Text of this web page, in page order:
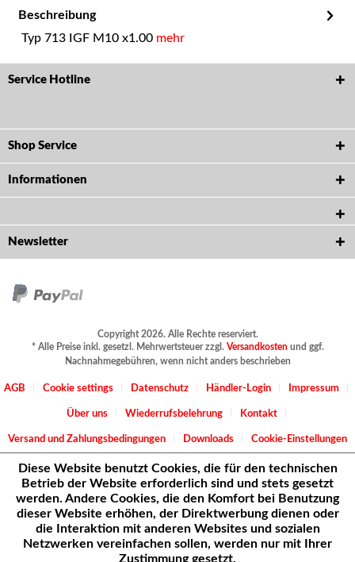
Beschreibung
Typ 713 IGF M10 x1.00 mehr
Service Hotline
Shop Service
Informationen
Newsletter
Copyright 2026. Alle Rechte reserviert.
* Alle Preise inkl. gesetzl. Mehrwertsteuer zzgl. Versandkostenund ggf.
Nachnahmegebühren, wenn nicht anders beschrieben
AGB Cookie settings Datenschutz Händler-Login Impressum
Über uns Wiederrufsbelehrung Kontakt
Versand und Zahlungsbedingungen Downloads Cookie-Einstellungen
Diese Website benutzt Cookies, die für den technischen
Betrieb der Website erforderlich sind und stets gesetzt
werden. Andere Cookies, die den Komfort bei Benutzung
dieser Website erhöhen, der Direktwerbung dienen oder
die Interaktion mit anderen Websites und sozialen
Netzwerken vereinfachen sollen, werden nur mit Ihrer
Zustimmung gesetzt.